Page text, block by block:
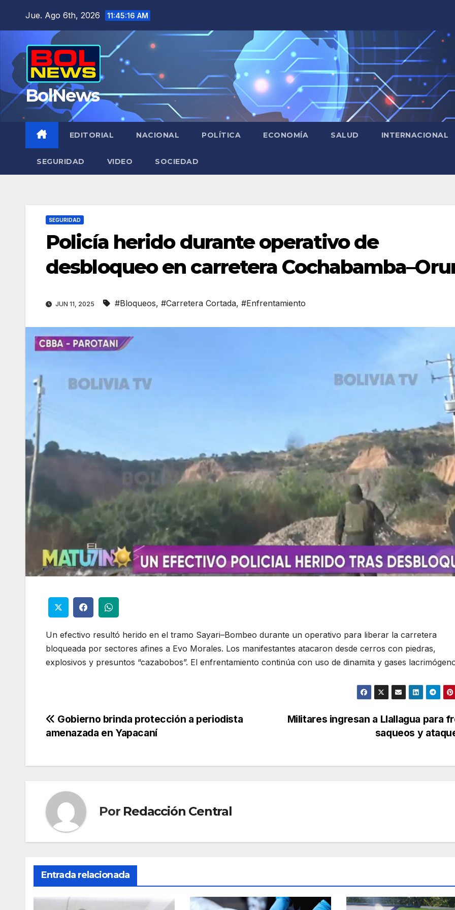
Jue. Ago 6th, 2026 11:45:17 AM
BolNews
EDITORIAL NACIONAL POLÍTICA ECONOMÍA SALUD INTERNACIONAL
SEGURIDAD VIDEO SOCIEDAD
SEGURIDAD
Policía herido durante operativo de
desbloqueo en carretera
JUN 11, 2025 #Bloqueos, #Carretera Cortada, #Enfrentamiento
Un efectivo resultó herido en el tramo Sayari–Bombeo durante un operativo para liberar la carretera
bloqueada por sectores afines a Evo Morales. Los manifestantes atacaron desde cerros con piedras,
explosivos y presuntos “cazabobos”. El enfrentamiento continúa con uso de dinamita y gases
Navegación
entradas
Militares ingresan a Llallagua para
saqueos y
Gobierno brinda protección a periodista
amenazada en Yapacaní
Por Redacción Central
Entrada relacionada